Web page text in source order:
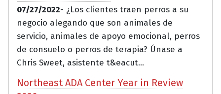
07/27/2022- ¿Los clientes traen perros a su
negocio alegando que son animales de
servicio, animales de apoyo emocional, perros
de consuelo o perros de terapia? Únase a
Chris Sweet, asistente t&eacut...
Northeast ADA Center Year in Review